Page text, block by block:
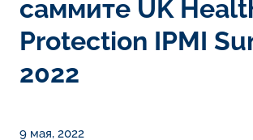
саммите UK
Protection IPMI
2022
9 мая, 2022